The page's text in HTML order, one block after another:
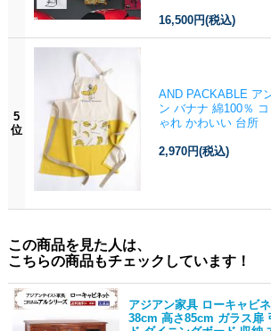
16,500円(税込)
5
位
AND PACKABLE ア
ン バナナ 綿100％
ゃれ かわいい 台所
2,970円(税込)
この商品を見た人は、
こちらの商品もチェックしています！
アジアン家具 ローキャビ
38cm 高さ85cm ガラス扉